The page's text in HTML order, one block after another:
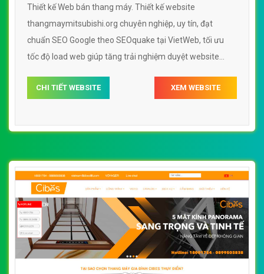
Thiết kế Web bán thang máy. Thiết kế website
thangmaymitsubishi.org chuyên nghiệp, uy tín, đạt
chuẩn SEO Google theo SEOquake tại VietWeb, tối ưu
tốc độ load web giúp tăng trải nghiệm duyệt website
kiếm.
CHI TIẾT WEBSITE XEM WEBSITE